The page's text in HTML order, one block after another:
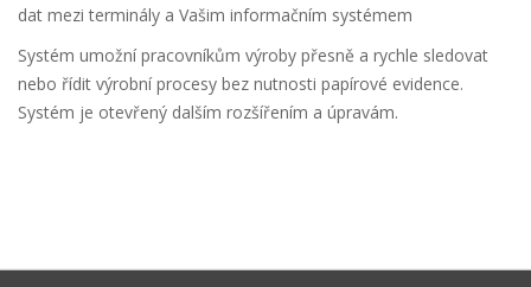
dat mezi terminály a Vašim informačním systémem
Systém umožní pracovníkům výroby přesně a rychle sledovat
nebo řídit výrobní procesy bez nutnosti papírové evidence.
Systém je otevřený dalším rozšířením a úpravám.